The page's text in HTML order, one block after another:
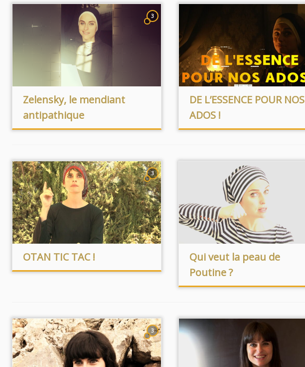
3
Zelensky, le mendiant
antipathique
DE L’ESSENCE POUR NOS
ADOS !
3
OTAN TIC TAC !
Qui veut la peau de
Poutine ?
3